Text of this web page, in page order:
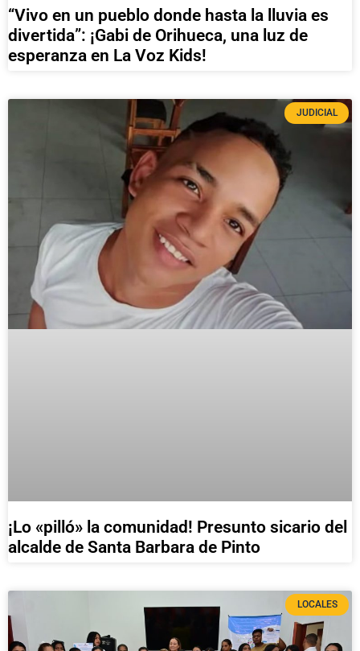
“Vivo en un pueblo donde hasta la lluvia es
divertida”: ¡Gabi de Orihueca, una luz de
esperanza en La Voz Kids!
JUDICIAL
¡Lo «pilló» la comunidad! Presunto sicario del
alcalde de Santa Barbara de Pinto
LOCALES